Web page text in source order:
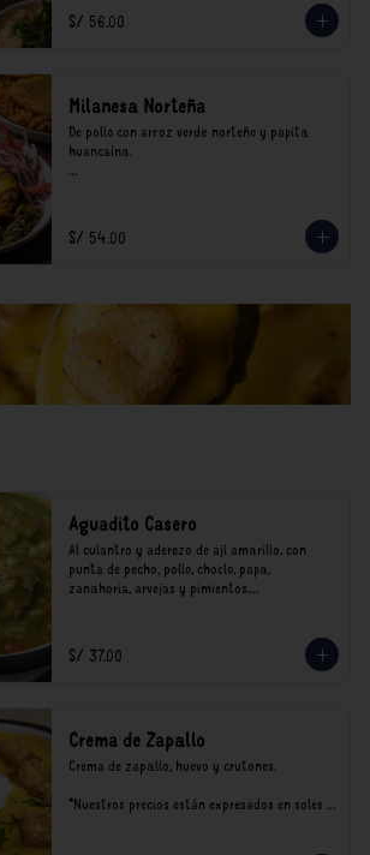
*Nuestros precios están expresados en soles e
incluyen impuestos de ley y recargo al
S/ 56.00
Milanesa Norteña
De pollo con arroz verde norteño y papita
huancaína.
consumo.
S/ 54.00
Aguadito Casero
Al culantro y aderezo de ají amarillo, con
punta de pecho, pollo, choclo, papa,
zanahoria, arvejas y pimientos.
incluyen impuestos de ley y recargo al
consumo.
S/ 37.00
Crema de Zapallo
Crema de zapallo, huevo y crutones.
*Nuestros precios están expresados en soles e